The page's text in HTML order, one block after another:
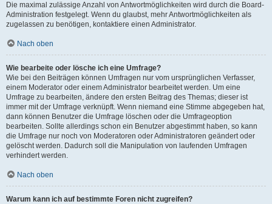
Die maximal zulässige Anzahl von Antwortmöglichkeiten wird durch die Board-
Administration festgelegt. Wenn du glaubst, mehr Antwortmöglichkeiten als
zugelassen zu benötigen, kontaktiere einen Administrator.
Nach oben
Wie bearbeite oder lösche ich eine Umfrage?
Wie bei den Beiträgen können Umfragen nur vom ursprünglichen Verfasser,
einem Moderator oder einem Administrator bearbeitet werden. Um eine
Umfrage zu bearbeiten, ändere den ersten Beitrag des Themas; dieser ist
immer mit der Umfrage verknüpft. Wenn niemand eine Stimme abgegeben hat,
dann können Benutzer die Umfrage löschen oder die Umfrageoption
bearbeiten. Sollte allerdings schon ein Benutzer abgestimmt haben, so kann
die Umfrage nur noch von Moderatoren oder Administratoren geändert oder
gelöscht werden. Dadurch soll die Manipulation von laufenden Umfragen
verhindert werden.
Nach oben
Warum kann ich auf bestimmte Foren nicht zugreifen?